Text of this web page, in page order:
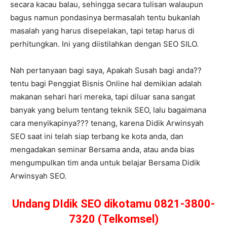
secara kacau balau, sehingga secara tulisan walaupun
bagus namun pondasinya bermasalah tentu bukanlah
masalah yang harus disepelakan, tapi tetap harus di
perhitungkan. Ini yang diistilahkan dengan SEO SILO.
Nah pertanyaan bagi saya, Apakah Susah bagi anda??
tentu bagi Penggiat Bisnis Online hal demikian adalah
makanan sehari hari mereka, tapi diluar sana sangat
banyak yang belum tentang teknik SEO, lalu bagaimana
cara menyikapinya??? tenang, karena Didik Arwinsyah
SEO saat ini telah siap terbang ke kota anda, dan
mengadakan seminar Bersama anda, atau anda bias
mengumpulkan tim anda untuk belajar Bersama Didik
Arwinsyah SEO.
Undang DIdik SEO dikotamu 0821-3800-
7320 (Telkomsel)